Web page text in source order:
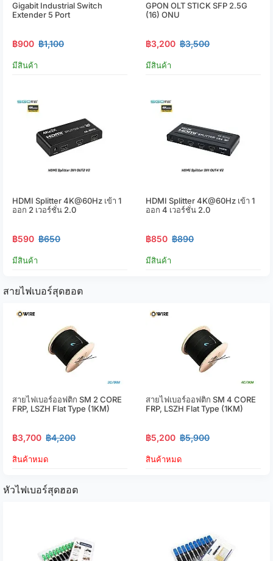
Gigabit Industrial Switch
Extender 5 Port
฿900 ฿1,100
มีสินค้า
GPON OLT STICK SFP 2.5G
(16) ONU
฿3,200 ฿3,500
มีสินค้า
HDMI Splitter 4K@60Hz เข้า 1
ออก 2 เวอร์ชั่น 2.0
฿590 ฿650
มีสินค้า
HDMI Splitter 4K@60Hz เข้า 1
ออก 4 เวอร์ชั่น 2.0
฿850 ฿890
มีสินค้า
สายไฟเบอร์สุดฮอต
สายไฟเบอร์ออฟติก SM 2 CORE
FRP, LSZH Flat Type (1KM)
฿3,700 ฿4,200
สินค้าหมด
สายไฟเบอร์ออฟติก SM 4 CORE
FRP, LSZH Flat Type (1KM)
฿5,200 ฿5,900
สินค้าหมด
หัวไฟเบอร์สุดฮอต